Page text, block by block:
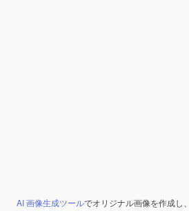
AI 画像生成ツールでオリジナル画像を作成し、